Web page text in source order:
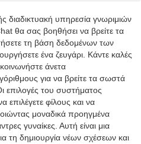
διαδικτυακή υπηρεσία γνωριμιών
θα σας βοηθήσει να βρείτε τα
τη βάση δεδομένων των
ένα ζευγάρι. Κάντε καλές
άνετα
για να βρείτε τα σωστά
επιλογές του συστήματος
επιλέγετε φίλους και να
μοναδικά προηγμένα
γυναίκες. Αυτή είναι μια
τη δημιουργία νέων σχέσεων και